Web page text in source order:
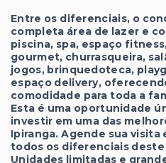
Entre os diferenciais, o
completa área de lazer e
piscina, spa, espaço
gourmet, churrasqueira,
jogos, brinquedoteca,
espaço delivery,
comodidade para toda a
Esta é uma oportunidade
investir em uma das
Ipiranga. Agende sua
todos os diferenciais
Unidades limitadas e